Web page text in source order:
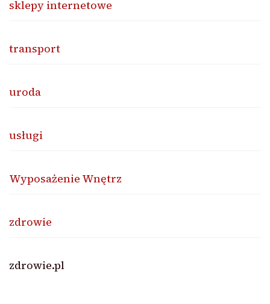
sklepy internetowe
transport
uroda
usługi
Wyposażenie Wnętrz
zdrowie
zdrowie.pl